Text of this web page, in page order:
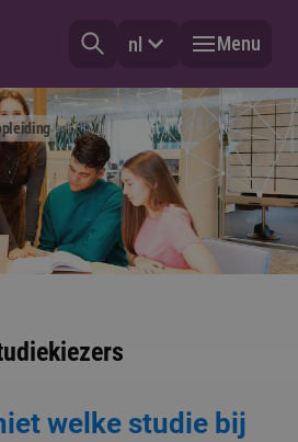
nl Menu
welke studie bij